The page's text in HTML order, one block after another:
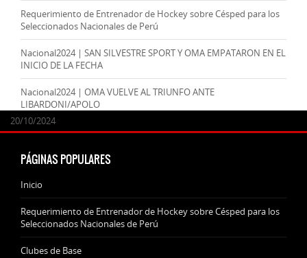
24/09/2025
Requerimiento de Entrenador de Hockey sobre Césped para los
Seleccionados Nacionales de Perú
07/11/2024
Nacional2024 | SAN SILVESTRE SPORT Y OMA EMPATARON EN EL
INICIO DE LA FECHA
20/10/2024
Nacional2024 | OMA VUELVE AL TRIUNFO ANTE
LIBARDONI/APOLO
20/10/2024
PÁGINAS POPULARES
Inicio
Requerimiento de Entrenador de Hockey sobre Césped para los
Seleccionados Nacionales de Perú
Clubes de Base